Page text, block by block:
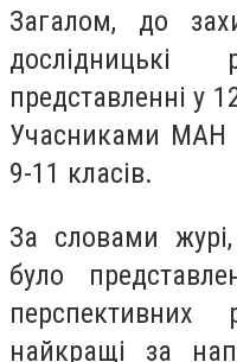
Загалом, до
представленні у
Учасниками МАН
9-11 класів.
За словами
було
перспективних
найкращі за